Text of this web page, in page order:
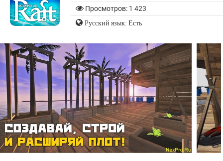
Просмотров: 1 423
Русский язык: Есть